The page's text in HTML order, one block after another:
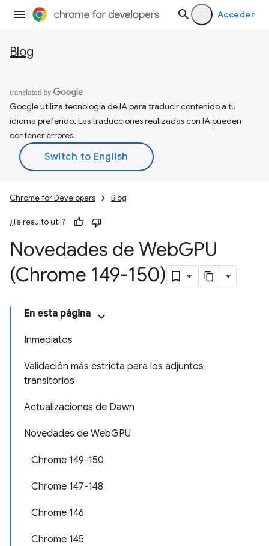
Acceder
Blog
Google utiliza tecnología de IA para traducir contenido a tu
idioma preferido. Las traducciones realizadas con IA pueden
contener errores.
Chrome for Developers Blog
¿Te resultó útil?
Novedades de WebGPU
(Chrome 149-150)
En esta página
Inmediatos
Validación más estricta para los adjuntos
transitorios
Actualizaciones de Dawn
Novedades de WebGPU
Chrome 149-150
Chrome 147-148
Chrome 146
Chrome 145